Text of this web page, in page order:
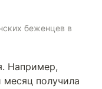
беженцев в
Например,
месяц получила